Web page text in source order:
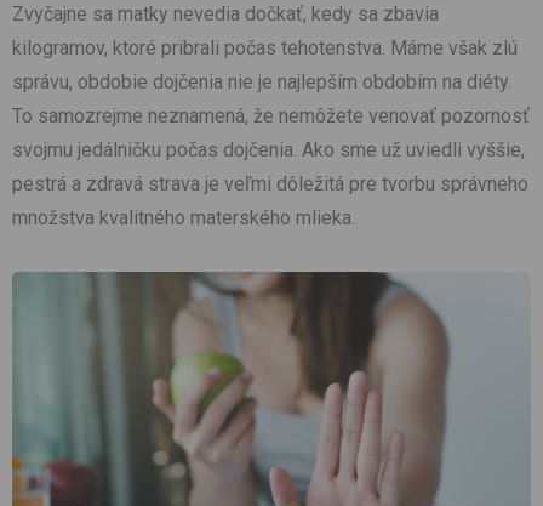
Zvyčajne sa matky nevedia dočkať, kedy sa zbavia
kilogramov, ktoré pribrali počas tehotenstva. Máme však zlú
správu, obdobie dojčenia nie je najlepším obdobím na diéty.
To samozrejme neznamená, že nemôžete venovať pozornosť
svojmu jedálničku počas dojčenia. Ako sme už uviedli vyššie,
pestrá a zdravá strava je veľmi dôležitá pre tvorbu správneho
množstva kvalitného materského mlieka.